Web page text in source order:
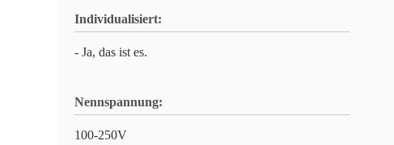
Individualisiert:
- Ja, das ist es.
Nennspannung:
100-250V